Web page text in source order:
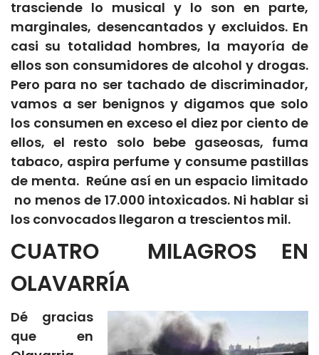
trasciende lo musical y lo son en parte,
marginales, desencantados y excluidos. En
casi su totalidad hombres, la mayoría de
ellos son consumidores de alcohol y drogas.
Pero para no ser tachado de discriminador,
vamos a ser benignos y digamos que solo
los consumen en exceso el diez por ciento de
ellos, el resto solo bebe gaseosas, fuma
tabaco, aspira perfume y consume pastillas
de menta. Reúne así en un espacio limitado
no menos de 17.000 intoxicados. Ni hablar si
los convocados llegaron a trescientos mil.
CUATRO MILAGROS EN
OLAVARRÍA
Dé gracias
que en